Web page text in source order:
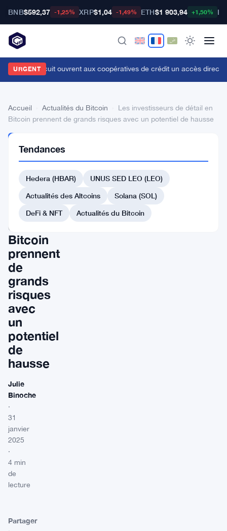
BNB$592,37 -1,25% XRP$1,04 -1,49% ETH$1 903,94 +1,50%
URGENT
et Circuit ouvrent aux coopératives de crédit un accès direct
Accueil Actualités du Bitcoin
Les investisseurs de détail en
Bitcoin prennent de grands risques avec un potentiel de hausse
DU BITCOIN
investisseurs
détail
en
Bitcoin
prennent
de
grands
risques
avec
un
potentiel
de
hausse
Julie
Binoche
·
31
janvier
2025
·
4 min
de
lecture
Partager
Tendances
Hedera (HBAR)
UNUS SED LEO (LEO)
Actualités des Altcoins
Solana (SOL)
DeFi & NFT
Actualités du Bitcoin